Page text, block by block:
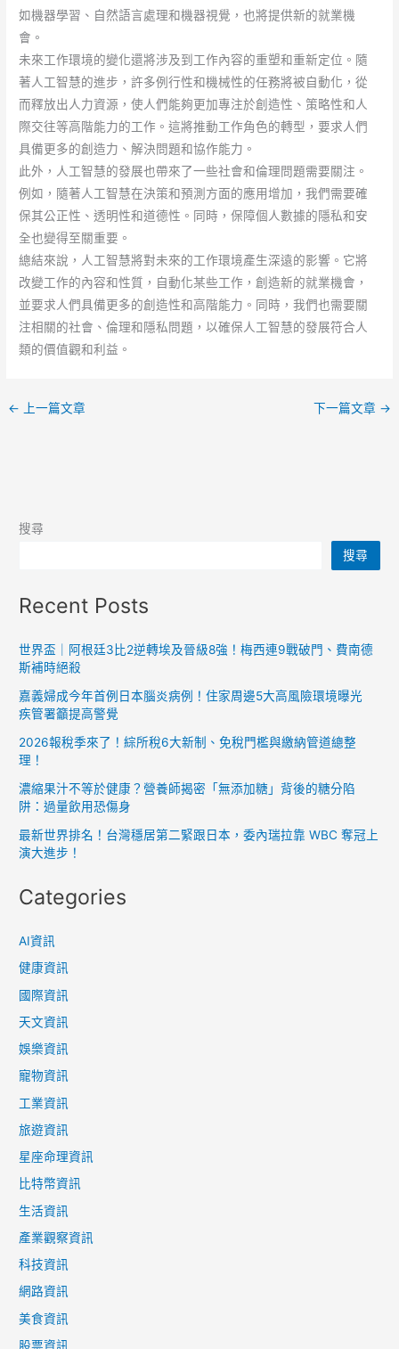
如機器學習、自然語言處理和機器視覺，也將提供新的就業機
會。
未來工作環境的變化還將涉及到工作內容的重塑和重新定位。隨
著人工智慧的進步，許多例行性和機械性的任務將被自動化，從
而釋放出人力資源，使人們能夠更加專注於創造性、策略性和人
際交往等高階能力的工作。這將推動工作角色的轉型，要求人們
具備更多的創造力、解決問題和協作能力。
此外，人工智慧的發展也帶來了一些社會和倫理問題需要關注。
例如，隨著人工智慧在決策和預測方面的應用增加，我們需要確
保其公正性、透明性和道德性。同時，保障個人數據的隱私和安
全也變得至關重要。
總結來說，人工智慧將對未來的工作環境產生深遠的影響。它將
改變工作的內容和性質，自動化某些工作，創造新的就業機會，
並要求人們具備更多的創造性和高階能力。同時，我們也需要關
注相關的社會、倫理和隱私問題，以確保人工智慧的發展符合人
類的價值觀和利益。
← 上一篇文章 下一篇文章 →
搜尋
搜尋
Recent Posts
世界盃｜阿根廷3比2逆轉埃及晉級8強！梅西連9戰破門、費南德
斯補時絕殺
嘉義婦成今年首例日本腦炎病例！住家周邊5大高風險環境曝光
疾管署籲提高警覺
2026報稅季來了！綜所稅6大新制、免稅門檻與繳納管道總整
理！
濃縮果汁不等於健康？營養師揭密「無添加糖」背後的糖分陷
阱：過量飲用恐傷身
最新世界排名！台灣穩居第二緊跟日本，委內瑞拉靠 WBC 奪冠上
演大進步！
Categories
AI資訊
健康資訊
國際資訊
天文資訊
娛樂資訊
寵物資訊
工業資訊
旅遊資訊
星座命理資訊
比特幣資訊
生活資訊
產業觀察資訊
科技資訊
網路資訊
美食資訊
股票資訊